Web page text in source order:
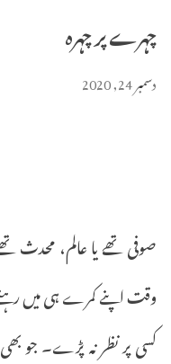
چہرے پر چہرہ
دسمبر 24, 2020
صوفی تھے یا عالم، محدث
وقت اپنے کمرے ہی میں
کسی پر نظر نہ پڑے۔ جو